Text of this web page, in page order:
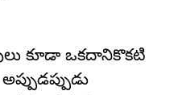
కూడా ఒకదానికొకటి